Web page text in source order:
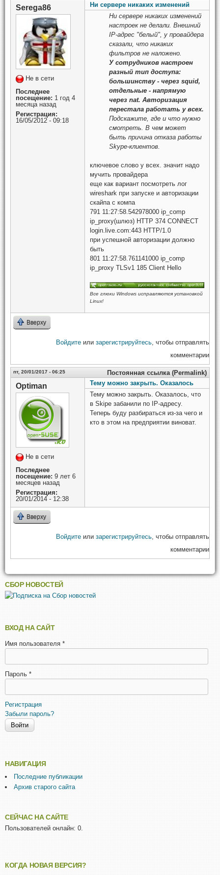
Serega86
Не в сети
Последнее
посещение: 1 год 4
месяца назад
Регистрация:
16/05/2012 - 09:18
Ни сервере никаких изменений
Ни сервере никаких изменений
настроек не делали. Внешний
IP-адрес "белый", у провайдера
сказали, что никаких
фильтров не наложено.
У сотрудников настроен
разный тип доступа:
большинству - через squid,
отдельные - напрямую
через nat. Авторизация
перестала работать у всех.
Подскажите, где и что нужно
смотреть. В чем может
быть причина отказа работы
Skype-клиентов.
ключевое слово у всех. значит надо
мучить провайдера
еще как вариант посмотреть лог
wireshark при запуске и авторизации
скайпа с компа
791 11:27:58.542978000 ip_comp
ip_proxy(шлюз) HTTP 374 CONNECT
login.live.com:443 HTTP/1.0
при успешной авторизации должно
быть
801 11:27:58.761141000 ip_comp
ip_proxy TLSv1 185 Client Hello
Все глюки Windows исправляются установкой
Linux!
Вверху
Войдите или зарегистрируйтесь , чтобы отправлять
комментарии
пт, 20/01/2017 - 06:25 Постоянная ссылка (Permalink)
Optiman
Не в сети
Последнее
посещение: 9 лет 6
месяцев назад
Регистрация:
20/01/2014 - 12:38
Тему можно закрыть. Оказалось
Тему можно закрыть. Оказалось, что
в Skipe забанили по IP-адресу.
Теперь буду разбираться из-за чего и
кто в этом на предприятии виноват.
Вверху
Войдите или зарегистрируйтесь , чтобы отправлять
комментарии
СБОР НОВОСТЕЙ
ВХОД НА САЙТ
Имя пользователя *
Пароль *
Регистрация
Забыли пароль?
НАВИГАЦИЯ
Последние публикации
Архив старого сайта
СЕЙЧАС НА САЙТЕ
Пользователей онлайн: 0.
КОГДА НОВАЯ ВЕРСИЯ?